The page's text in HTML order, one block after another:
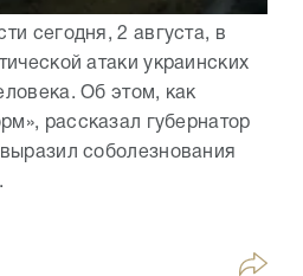
сегодня, 2 августа, в
атаки украинских
Об этом, как
рассказал губернатор
соболезнования